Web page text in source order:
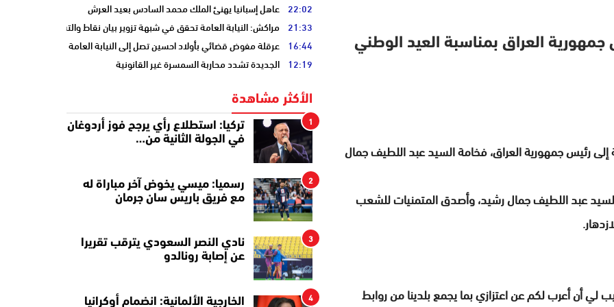
العراق بمناسبة العيد الوطني
رئيس جمهورية العراق، فخامة السيد عبد اللطيف جمال
عبد اللطيف جمال رشيد، وأصدق المتمنيات للشعب
لي أن أعرب لكم عن اعتزازي بما يجمع بلدينا من روابط
22:02 عاهل إسبانيا يهنئ الملك محمد السادس بعيد العرش
21:33 مراكش: النيابة العامة تحقق في شبهة تزوير بيان نقاط والتشهير بطالب
16:44 عرقلة مفوض قضائي بأولاد احسين تصل إلى النيابة العامة
12:19 الجديدة تشدد محاربة السمسرة غير القانونية
الأكثر مشاهدة
1
تركيا: استطلاع رأي يرجح فوز أردوغان
في الجولة الثانية من…
2
رسميا: ميسي يخوض آخر مباراة له
مع فريق باريس سان جرمان
3
نادي النصر السعودي يترقب تقريرا
عن إصابة رونالدو
4 الخارجية الألمانية: انضمام أوكرانيا